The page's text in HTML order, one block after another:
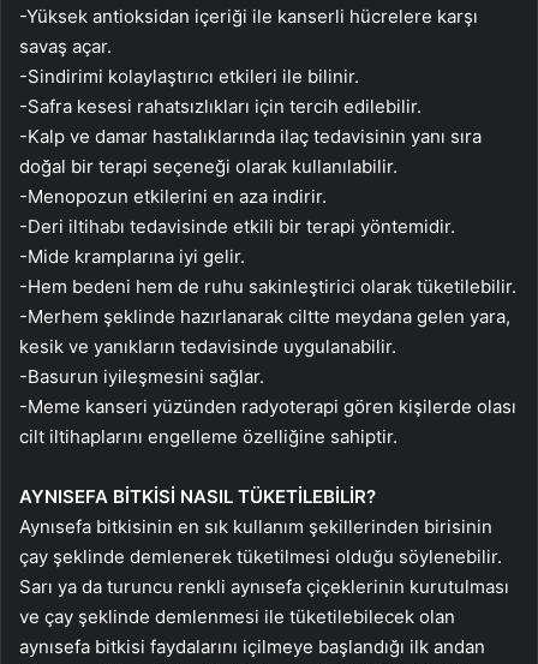
-Yüksek antioksidan içeriği ile kanserli hücrelere karşı
savaş açar.
-Sindirimi kolaylaştırıcı etkileri ile bilinir.
-Safra kesesi rahatsızlıkları için tercih edilebilir.
-Kalp ve damar hastalıklarında ilaç tedavisinin yanı sıra
doğal bir terapi seçeneği olarak kullanılabilir.
-Menopozun etkilerini en aza indirir.
-Deri iltihabı tedavisinde etkili bir terapi yöntemidir.
-Mide kramplarına iyi gelir.
-Hem bedeni hem de ruhu sakinleştirici olarak tüketilebilir.
-Merhem şeklinde hazırlanarak ciltte meydana gelen yara,
kesik ve yanıkların tedavisinde uygulanabilir.
-Basurun iyileşmesini sağlar.
-Meme kanseri yüzünden radyoterapi gören kişilerde olası
cilt iltihaplarını engelleme özelliğine sahiptir.
AYNISEFA BİTKİSİ NASIL TÜKETİLEBİLİR?
Aynısefa bitkisinin en sık kullanım şekillerinden birisinin
çay şeklinde demlenerek tüketilmesi olduğu söylenebilir.
Sarı ya da turuncu renkli aynısefa çiçeklerinin kurutulması
ve çay şeklinde demlenmesi ile tüketilebilecek olan
aynısefa bitkisi faydalarını içilmeye başlandığı ilk andan